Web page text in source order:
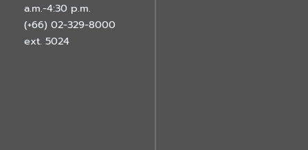
a.m.-4:30 p.m.
(+66) 02-329-8000
ext. 5024